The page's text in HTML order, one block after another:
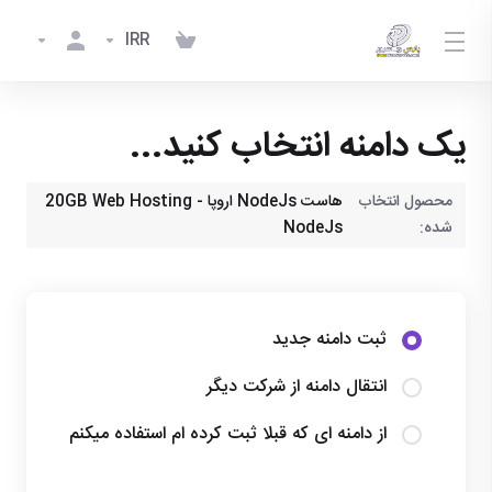
IRR
یک دامنه انتخاب کنید...
محصول انتخاب
شده:
هاست NodeJs اروپا - 20GB Web Hosting
NodeJs
ثبت دامنه جدید
انتقال دامنه از شرکت دیگر
از دامنه ای که قبلا ثبت کرده ام استفاده میکنم